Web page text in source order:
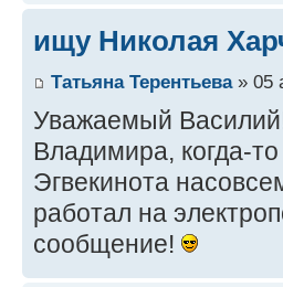
ищу Николая
Татьяна Терентьева» 05
Уважаемый
Владимира, когда-
Эгвекинота
работал на
сообщение!